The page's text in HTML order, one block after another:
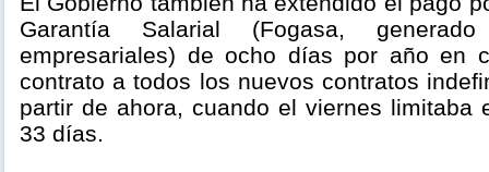
Garantía Salarial (Fogasa,
empresariales) de ocho días por año en
contrato a todos los nuevos contratos
partir de ahora, cuando el viernes limitaba
33 días.